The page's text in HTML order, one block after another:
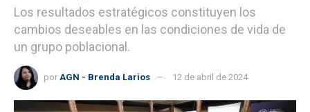
Los resultados estratégicos constituyen los
cambios deseables en las condiciones de vida de
un grupo poblacional.
por AGN - Brenda Larios 12 de abril de 2024